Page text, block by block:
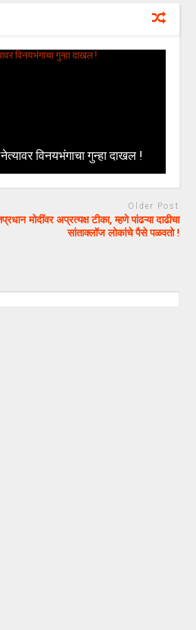
नेत्यावर विनयभंगाचा गुन्हा दाखल !
Older Post
मोदींवर अप्रत्यक्ष टीका, म्हणे पांढऱ्या दाढीचा
सांताक्लॉज लोकांचे पैसे पळवतो !